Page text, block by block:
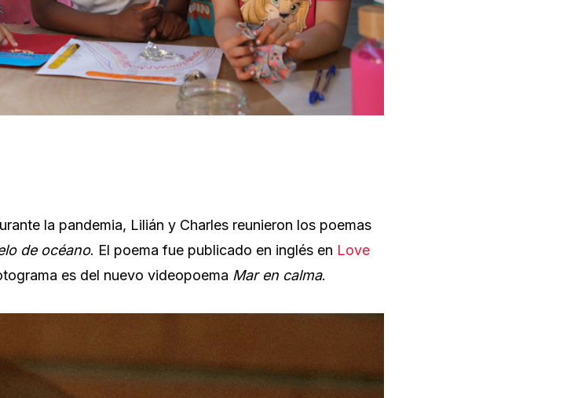
la pandemia, Lilián y Charles reunieron los poemas
de océano. El poema fue publicado en inglés en Love
es del nuevo videopoema Mar en calma.